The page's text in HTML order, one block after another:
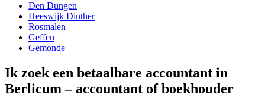
Den Dungen
Heeswijk Dinther
Rosmalen
Geffen
Gemonde
Ik zoek een betaalbare accountant in
Berlicum – accountant of boekhouder